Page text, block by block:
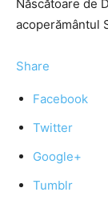
Născătoare de
acoperământul
Share
Facebook
Twitter
Google+
Tumblr